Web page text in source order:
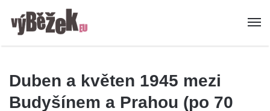
Duben a květen 1945 mezi
Budyšínem a Prahou (po 70